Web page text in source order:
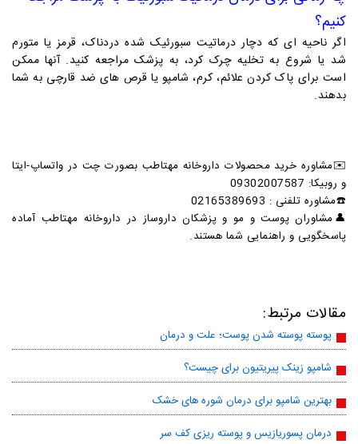
کنیم؟
اگر ناحیه ای که دچار درماتیت سبورئیک شده دردناک، قرمز یا متورم
شد یا شروع به تخلیه چرک کرد، به پزشک مراجعه کنید. آنها ممکن
است برای پاک کردن علائم، کرم، شامپو یا قرص های ضد قارچی به شما
بدهند.
✉️مشاوره خرید محصولات داروخانه مهتاطب بصورت چت در واتساپ-ایتا
و روبیکا: 09302007587
☎️مشاوره تلفنی : 02165389693
👤مشاوران پوست و مو و پزشکان داروساز در داروخانه مهتاطب آماده
پاسخگویی و راهنمایی شما هستند.
مقالات مرتبط:
پوسته پوسته شدن پوست؛ علت و درمان
شامپو زینک پیریتیون برای چیست؟
بهترین شامپو برای درمان شوره های خشک
درمان پسوریازیس و پوسته ریزی کف سر